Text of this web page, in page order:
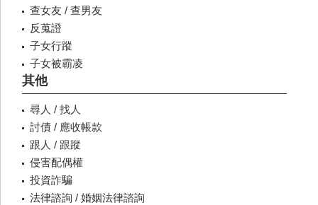
查女友 / 查男友
反蒐證
子女行蹤
子女被霸凌
其他
尋人 / 找人
討債 / 應收帳款
跟人 / 跟蹤
侵害配偶權
投資詐騙
法律諮詢 / 婚姻法律諮詢